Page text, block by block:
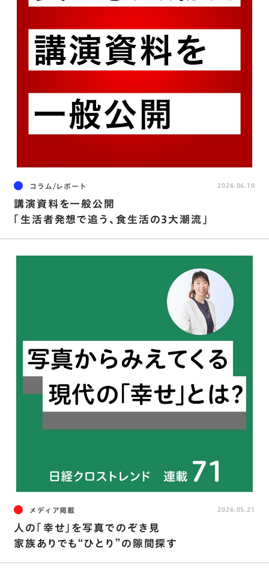
コラム/レポート
講演資料を⼀般公開
「⽣活者発想で追う､⾷⽣活の3⼤潮流」
2026.06.10
メディア掲載
人の「幸せ」を写真でのぞき見
家族ありでも“ひとり”の隙間探す
2026.05.21